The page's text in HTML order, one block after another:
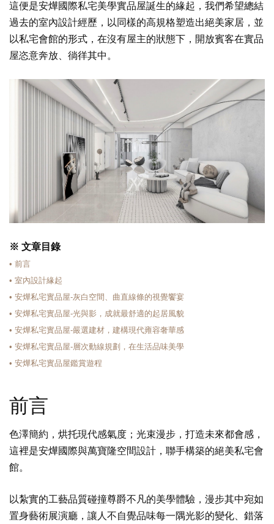
這便是安燁國際私宅美學實品屋誕生的緣起，我們希望總結
過去的室內設計經歷，以同樣的高規格塑造出絕美家居，並
以私宅會館的形式，在沒有屋主的狀態下，開放賓客在實品
屋恣意奔放、徜徉其中。
※ 文章目錄
• 前言
• 室內設計緣起
• 安燁私宅實品屋-灰白空間、曲直線條的視覺饗宴
• 安燁私宅實品屋-光與影，成就最舒適的起居風貌
• 安燁私宅實品屋-嚴選建材，建構現代雍容奢華感
• 安燁私宅實品屋-層次動線規劃，在生活品味美學
• 安燁私宅實品屋鑑賞遊程
前言
色澤簡約，烘托現代感氣度；光束漫步，打造未來都會感，
這裡是安燁國際與萬寶隆空間設計，聯手構築的絕美私宅會
館。
以紮實的工藝品質碰撞尊爵不凡的美學體驗，漫步其中宛如
置身藝術展演廳，讓人不自覺品味每一隅光影的變化、錯落